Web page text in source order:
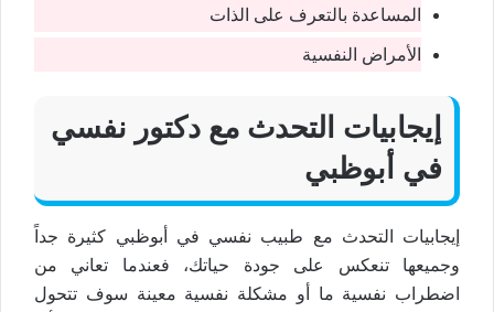
المساعدة بالتعرف على الذات
الأمراض النفسية
إيجابيات التحدث مع دكتور نفسي
في أبوظبي
إيجابيات التحدث مع طبيب نفسي في أبوظبي كثيرة جداً
وجميعها تنعكس على جودة حياتك، فعندما تعاني من
اضطراب نفسية ما أو مشكلة نفسية معينة سوف تتحول